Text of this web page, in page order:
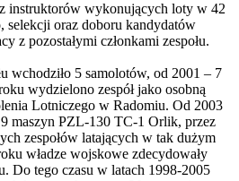
instruktorów wykonujących loty w 42
selekcji oraz doboru kandydatów
z pozostałymi członkami zespołu.
wchodziło 5 samolotów, od 2001 – 7
wydzielono zespół jako osobną
Lotniczego w Radomiu. Od 2003
9 maszyn PZL-130 TC-1 Orlik, przez
zespołów latających w tak dużym
władze wojskowe zdecydowały
Do tego czasu w latach 1998-2005